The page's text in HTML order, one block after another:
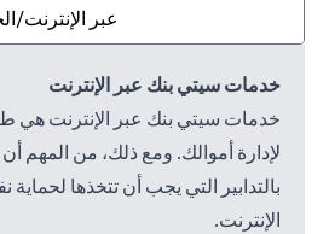
عبر الإنترنت/
خدمات سيتي بنك عبر الإنترنت
خدمات سيتي بنك عبر الإنترنت هي
لإدارة أموالك. ومع ذلك، من المهم
بالتدابير التي يجب أن تتخذها
الإنترنت.